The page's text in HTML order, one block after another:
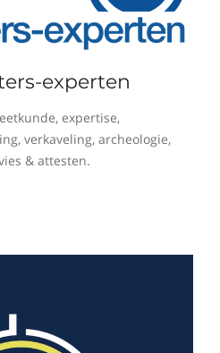
experten
expertise,
verkaveling, archeologie,
& attesten.